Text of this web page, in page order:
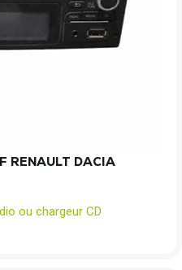
RENAULT DACIA
ou chargeur CD